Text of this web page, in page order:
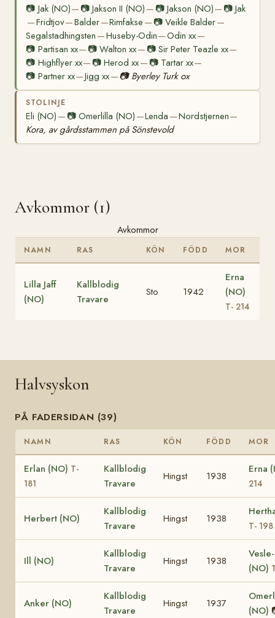
📷 Jak (NO)— 📷Jakson II (NO) — 📷Jakson (NO)— 📷 Jak
—Fridtjov—Balder—Rimfakse — 📷Veikle Balder—
Segalstadhingsten —Huseby-Odin—Odin xx—
📷 Partisan xx— 📷Walton xx— 📷 Sir Peter Teazle xx—
📷 Highflyer xx— 📷Herod xx— 📷 Tartar xx—
📷 Partner xx—Jigg xx—📷 Byerley Turk ox
STOLINJE
Eli (NO) — 📷Omerlilla (NO) —Lenda —Nordstjernen—
Kora, av gårdsstammen på Sönstevold
Avkommor (1)
Avkommor
NAMN RAS KÖN FÖDD MOR
Lilla Jaff
(NO)
Kallblodig
Travare
Sto 1942
Erna
(NO)
T- 214
Halvsyskon
PÅ FADERSIDAN (39)
NAMN RAS KÖN FÖDD MOR
Erlan (NO) T-
181
Kallblodig
Travare
Hingst 1938
Erna
214
Herbert (NO)
Kallblodig
Travare
Hingst 1938
T- 198
Ill (NO)
Kallblodig
Travare
Hingst 1938
(NO)
Anker (NO)
Kallblodig
Travare
Hingst 1937
(NO)